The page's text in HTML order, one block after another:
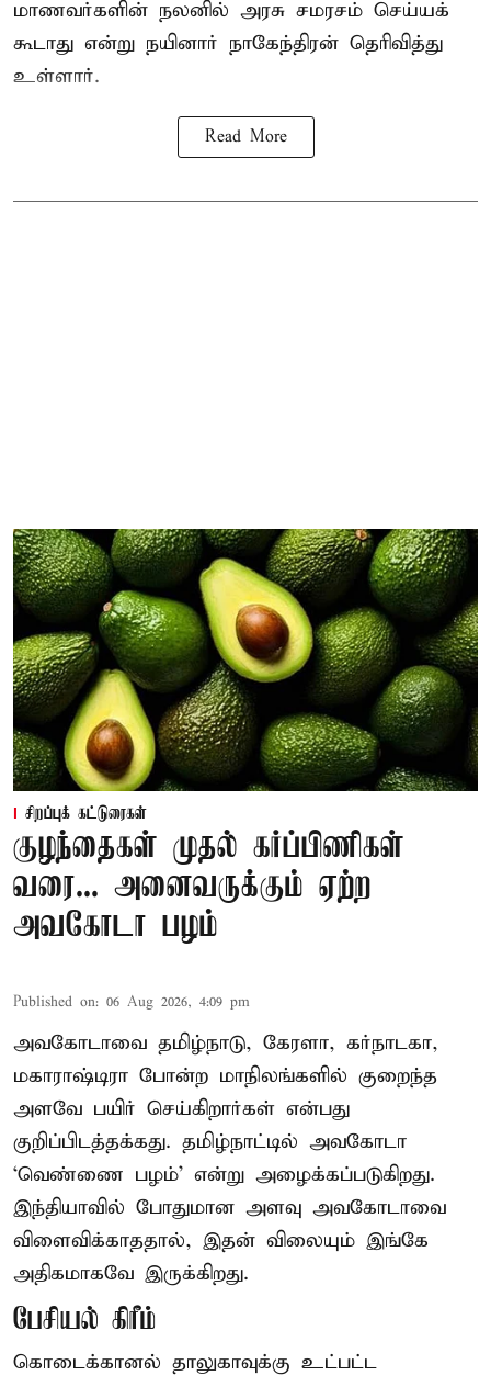
மாணவர்களின் நலனில் அரசு சமரசம் செய்யக்
கூடாது என்று நயினார் நாகேந்திரன் தெரிவித்து
உள்ளார்.
Read More
சிறப்புக் கட்டுரைகள்
குழந்தைகள் முதல் கர்ப்பிணிகள்
வரை... அனைவருக்கும் ஏற்ற
அவகோடா பழம்
Published on: 06 Aug 2026, 4:09 pm
அவகோடாவை தமிழ்நாடு, கேரளா, கர்நாடகா,
மகாராஷ்டிரா போன்ற மாநிலங்களில் குறைந்த
அளவே பயிர் செய்கிறார்கள் என்பது
குறிப்பிடத்தக்கது. தமிழ்நாட்டில் அவகோடா
‘வெண்ணை பழம்’ என்று அழைக்கப்படுகிறது.
இந்தியாவில் போதுமான அளவு அவகோடாவை
விளைவிக்காததால், இதன் விலையும் இங்கே
அதிகமாகவே இருக்கிறது.
பேசியல் கிரீம்
கொடைக்கானல் தாலுகாவுக்கு உட்பட்ட